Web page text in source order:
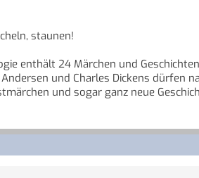
staunen!
enthält 24 Märchen und
und Charles Dickens dürfen
und sogar ganz neue
Würbs machen das Buch zu einem